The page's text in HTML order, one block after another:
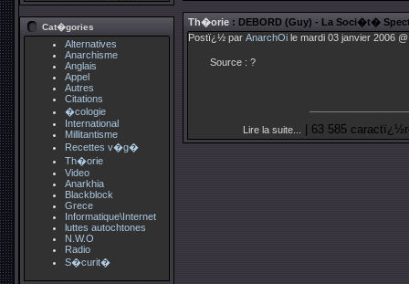
Cat�gories
Alternatives
Anarchisme
Anglais
Appel
Autres
Citations
�cologie
International
Millitantisme
Recettes v�g�
Th�orie
Video
Anarkhia
Blackblock
Grece
Informatique\Internet
luttes autochtones
N.W.O
Radio
S�curit�
Th�orie : DEBORD (Guy) - La Soci�t�
Postï¿½ par AnarchOi le mardi 03 janvier 2006
Source : ?
Lire la suite... | 63 585